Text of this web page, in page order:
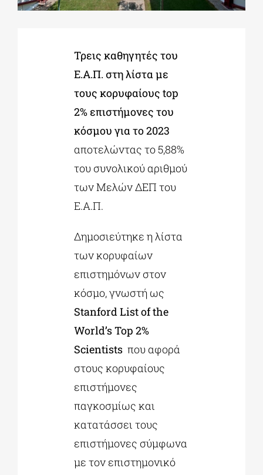
ΕΚΠΑΙΔΕΥΤΙΚΑ ΙΔΡΥΜΑΤΑ
ΠΟΛΙΤΙΣΤΙΚΟΙ ΦΟΡΕΙΣ
Τρεις καθηγητές του
Ε.Α.Π. στη λίστα με
τους κορυφαίους top
2% επιστήμονες του
κόσμου για το 2023
αποτελώντας το 5,88%
του συνολικού αριθμού
των Μελών ΔΕΠ του
Ε.Α.Π.
Δημοσιεύτηκε η λίστα
των κορυφαίων
επιστημόνων στον
κόσμο, γνωστή ως
Stanford List of the
World’s Top 2%
Scientistsπου αφορά
στους κορυφαίους
επιστήμονες
παγκοσμίως και
κατατάσσει τους
επιστήμονες σύμφωνα
με τον επιστημονικό